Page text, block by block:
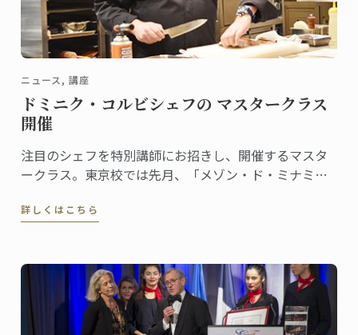
ニュース, 講座
ドミニク・コルビシェフの マスタークラス
開催
注目のシェフを特別講師にお招きし、開催するマスタ
ークラス。東京校では先月、「メゾン・ド・ミナミ」
ク・コルビシェフに来ていただきました。
詳しくはこちら